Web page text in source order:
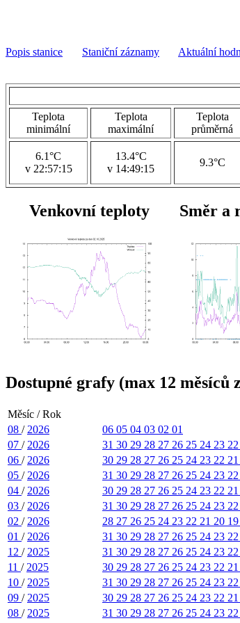
Popis stanice Staniční záznamy Aktuální
Teplota
minimální
Teplota
maximální
Teplota
průměrná
6.1°C
v 22:57:15
13.4°C
v 14:49:15
9.3°C
Venkovní teploty Směr a
Dostupné grafy (max 12 měsíců
Měsíc / Rok
08 / 2026 06 05 04 03 02 01
07 / 2026 31 30 29 28 27 26 25 24 23 22
06 / 2026 30 29 28 27 26 25 24 23 22 21
05 / 2026 31 30 29 28 27 26 25 24 23 22
04 / 2026 30 29 28 27 26 25 24 23 22 21
03 / 2026 31 30 29 28 27 26 25 24 23 22
02 / 2026 28 27 26 25 24 23 22 21 20 19
01 / 2026 31 30 29 28 27 26 25 24 23 22
12 / 2025 31 30 29 28 27 26 25 24 23 22
11 / 2025 30 29 28 27 26 25 24 23 22 21
10 / 2025 31 30 29 28 27 26 25 24 23 22
09 / 2025 30 29 28 27 26 25 24 23 22 21
08 / 2025 31 30 29 28 27 26 25 24 23 22